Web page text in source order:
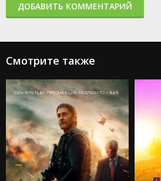
ДОБАВИТЬ КОММЕНТАРИЙ
Смотрите также